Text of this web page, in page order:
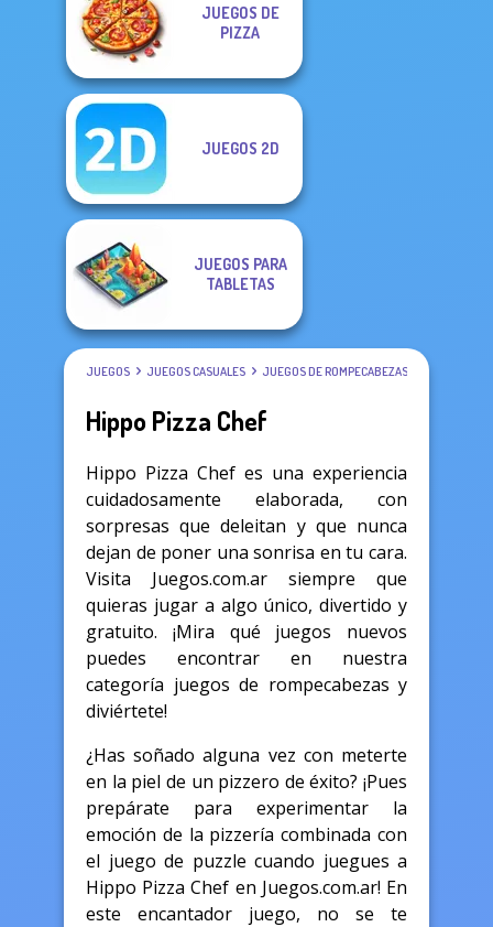
JUEGOS DE
PIZZA
JUEGOS 2D
JUEGOS PARA
TABLETAS
JUEGOS JUEGOS CASUALES JUEGOS DE ROMPECABEZAS
Hippo Pizza Chef
Hippo Pizza Chef es una experiencia
cuidadosamente elaborada, con
sorpresas que deleitan y que nunca
dejan de poner una sonrisa en tu cara.
Visita Juegos.com.ar siempre que
quieras jugar a algo único, divertido y
gratuito. ¡Mira qué juegos nuevos
puedes encontrar en nuestra
categoría juegos de rompecabezas y
diviértete!
¿Has soñado alguna vez con meterte
en la piel de un pizzero de éxito? ¡Pues
prepárate para experimentar la
emoción de la pizzería combinada con
el juego de puzzle cuando juegues a
Hippo Pizza Chef en Juegos.com.ar! En
este encantador juego, no se te